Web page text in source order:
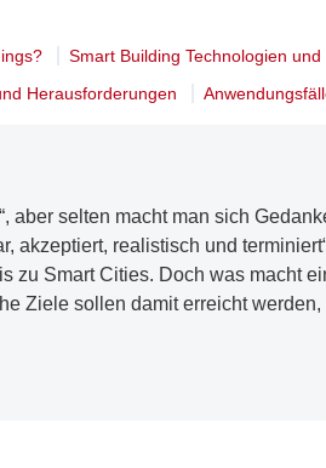
Smart Building Technologien und
Herausforderungen
aber selten macht man sich
akzeptiert, realistisch und
zu Smart Cities. Doch was macht
Ziele sollen damit erreicht